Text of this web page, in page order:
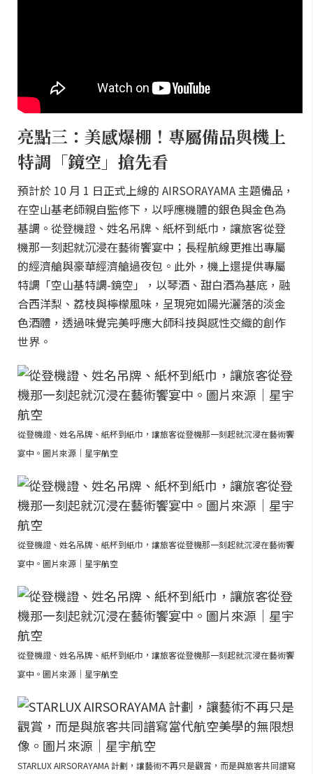
亮點三：美感爆棚！專屬備品與機上
特調「鏡空」搶先看
預計於 10 月 1 日正式上線的 AIRSORAYAMA 主題備品，
在空山基老師親自監修下，以呼應機體的銀色與金色為
基調。從登機證、姓名吊牌、紙杯到紙巾，讓旅客從登
機那一刻起就沉浸在藝術饗宴中；長程航線更推出專屬
的經濟艙與豪華經濟艙過夜包。此外，機上還提供專屬
特調「空山基特調-鏡空」，以琴酒、甜白酒為基底，融
合西洋梨、荔枝與檸檬風味，呈現宛如陽光灑落的淡金
色酒體，透過味覺完美呼應大師科技與感性交織的創作
世界。
從登機證、姓名吊牌、紙杯到紙巾，讓旅客從登機那一刻起就沉浸在藝術饗
宴中。圖片來源｜星宇航空
從登機證、姓名吊牌、紙杯到紙巾，讓旅客從登機那一刻起就沉浸在藝術饗
宴中。圖片來源｜星宇航空
從登機證、姓名吊牌、紙杯到紙巾，讓旅客從登機那一刻起就沉浸在藝術饗
宴中。圖片來源｜星宇航空
STARLUX AIRSORAYAMA 計劃，讓藝術不再只是觀賞，而是與旅客共同譜寫